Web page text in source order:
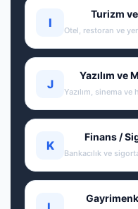
I
Turizm ve
Otel, restoran ve
J
Yazılım ve
Yazılım, sinema ve
K
Finans /
Bankacılık ve